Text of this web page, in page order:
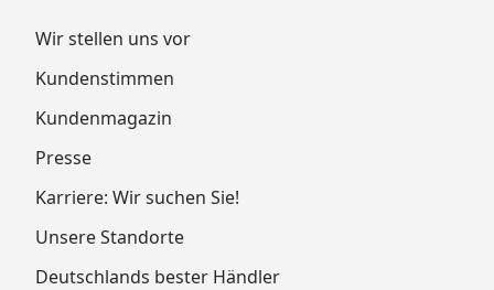
Wir stellen uns vor
Kundenstimmen
Kundenmagazin
Presse
Karriere: Wir suchen Sie!
Unsere Standorte
Deutschlands bester Händler